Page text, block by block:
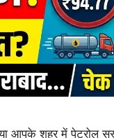
आपके शहर में पेट्रोल